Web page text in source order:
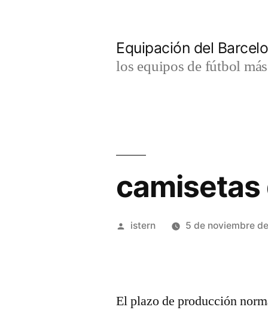
Equipación del
los equipos de fútbol
Publicado
istern 5 de noviembre
El plazo de producción